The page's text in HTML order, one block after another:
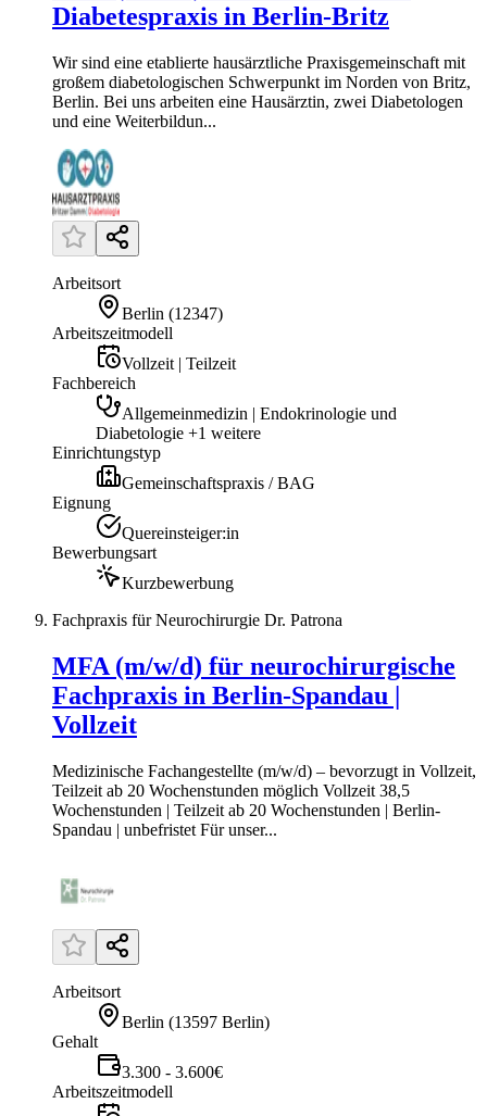
Diabetespraxis in Berlin-Britz
Wir sind eine etablierte hausärztliche Praxisgemeinschaft mit
großem diabetologischen Schwerpunkt im Norden von Britz,
Berlin. Bei uns arbeiten eine Hausärztin, zwei Diabetologen
und eine Weiterbildun...
Arbeitsort
Berlin (12347)
Arbeitszeitmodell
Vollzeit | Teilzeit
Fachbereich
Allgemeinmedizin | Endokrinologie und
Diabetologie +1 weitere
Einrichtungstyp
Gemeinschaftspraxis / BAG
Eignung
Quereinsteiger:in
Bewerbungsart
Kurzbewerbung
Fachpraxis für Neurochirurgie Dr. Patrona
MFA (m/w/d) für neurochirurgische
Fachpraxis in Berlin-Spandau |
Vollzeit
Medizinische Fachangestellte (m/w/d) – bevorzugt in Vollzeit,
Teilzeit ab 20 Wochenstunden möglich Vollzeit 38,5
Wochenstunden | Teilzeit ab 20 Wochenstunden | Berlin-
Spandau | unbefristet Für unser...
Arbeitsort
Berlin (13597 Berlin)
Gehalt
3.300 - 3.600€
Arbeitszeitmodell